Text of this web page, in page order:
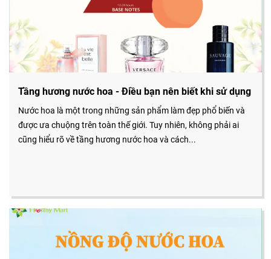
Tầng hương nước hoa - Điều bạn nên biết khi sử dụng
Nước hoa là một trong những sản phẩm làm đẹp phổ biến và
được ưa chuộng trên toàn thế giới. Tuy nhiên, không phải ai
cũng hiểu rõ về tầng hương nước hoa và cách...